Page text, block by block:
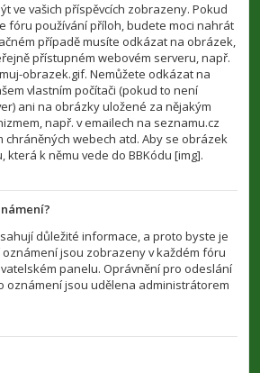
ve vašich příspěvcích zobrazeny. Pokud
fóru používání příloh, budete moci nahrát
případě musíte odkázat na obrázek,
přístupném webovém serveru, např.
obrazek.gif. Nemůžete odkázat na
vlastním počítači (pokud to není
ani na obrázky uložené za nějakým
např. v emailech na seznamu.cz
chráněných webech atd. Aby se obrázek
která k němu vede do BBKódu [img].
důležité informace, a proto byste je
oznámení jsou zobrazeny v každém fóru
panelu. Oprávnění pro odeslání
oznámení jsou udělena administrátorem